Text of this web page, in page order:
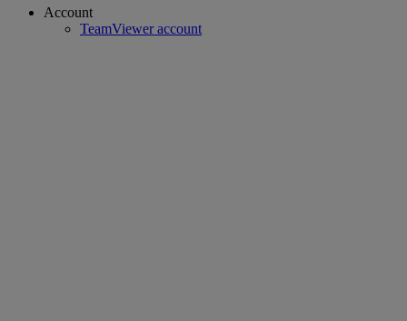
Account
TeamViewer account